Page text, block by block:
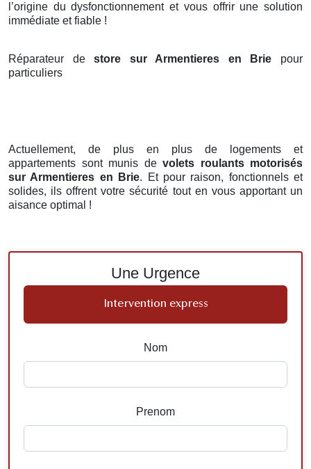
l’origine du dysfonctionnement et vous offrir une solution
immédiate et fiable !
Réparateur destore sur Armentieres en Brie pour
particuliers
Actuellement, de plus en plus de logements et
appartements sont munis de volets roulants motorisés
sur Armentieres en Brie. Et pour raison, fonctionnels et
solides, ils offrent votre sécurité tout en vous apportant un
aisance optimal !
Une Urgence
Intervention express
Nom
Prenom